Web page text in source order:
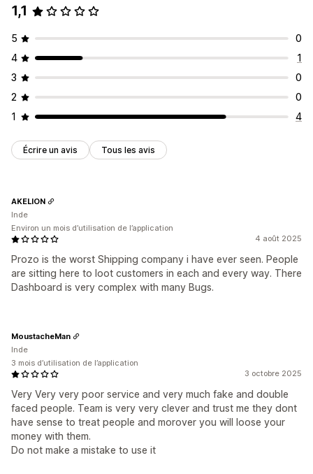
1,1
5
0
4
1
3
0
2
0
1
4
Écrire un avis Tous les avis
4 août 2025
Prozo is the worst Shipping company i have ever seen. People
are sitting here to loot customers in each and every way. There
Dashboard is very complex with many Bugs.
AKELION
Inde
Environ un mois d’utilisation de l’application
3 octobre 2025
Very Very very poor service and very much fake and double
faced people. Team is very very clever and trust me they dont
have sense to treat people and morover you will loose your
money with them.
Do not make a mistake to use it
MoustacheMan
Inde
3 mois d’utilisation de l’application